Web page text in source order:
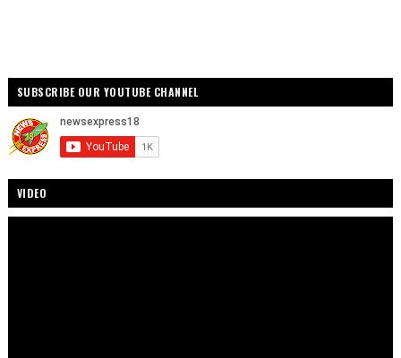
SUBSCRIBE OUR YOUTUBE CHANNEL
VIDEO